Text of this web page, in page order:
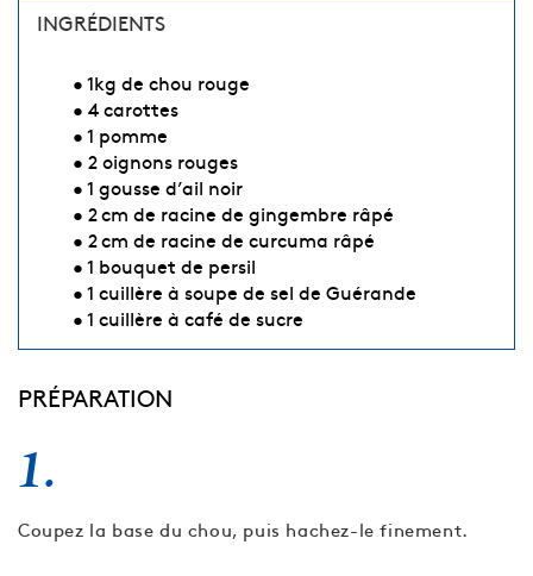
INGRÉDIENTS
• 1kg de chou rouge
• 4 carottes
• 1 pomme
• 2 oignons rouges
• 1 gousse d’ail noir
• 2 cm de racine de gingembre râpé
• 2 cm de racine de curcuma râpé
• 1 bouquet de persil
• 1 cuillère à soupe de sel de Guérande
• 1 cuillère à café de sucre
PRÉPARATION
1.
Coupez la base du chou, puis hachez-le finement.